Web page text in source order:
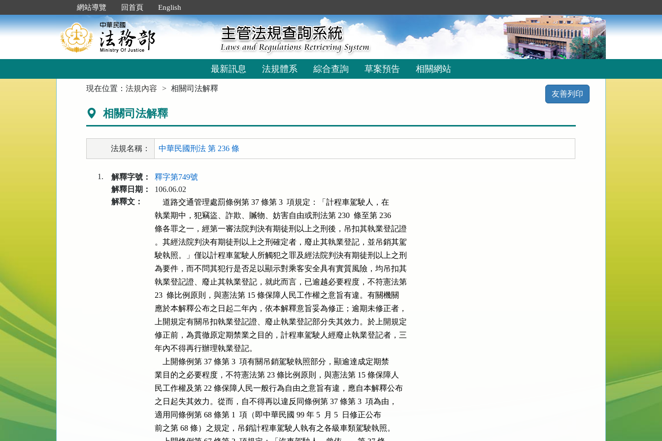
到
主
要
網站導覽 回首頁 English
最新訊息 法規體系 綜合查詢 草案預告 相關網站
現在位置：法規內容 相關司法解釋
友善列印
相關司法解釋
法規名稱： 中華民國刑法 第 236 條
1. 解釋字號：
釋字第749號
解釋日期：
106.06.02
解釋文：
    道路交通管理處罰條例第 37 條第 3  項規定：「計程車駕駛人，在
執業期中，犯竊盜、詐欺、贓物、妨害自由或刑法第 230  條至第 236
條各罪之一，經第一審法院判決有期徒刑以上之刑後，吊扣其執業登記證
。其經法院判決有期徒刑以上之刑確定者，廢止其執業登記，並吊銷其駕
駛執照。」僅以計程車駕駛人所觸犯之罪及經法院判決有期徒刑以上之刑
為要件，而不問其犯行是否足以顯示對乘客安全具有實質風險，均吊扣其
執業登記證、廢止其執業登記，就此而言，已逾越必要程度，不符憲法第
23  條比例原則，與憲法第 15 條保障人民工作權之意旨有違。有關機關
應於本解釋公布之日起二年內，依本解釋意旨妥為修正；逾期未修正者，
上開規定有關吊扣執業登記證、廢止執業登記部分失其效力。於上開規定
修正前，為貫徹原定期禁業之目的，計程車駕駛人經廢止執業登記者，三
年內不得再行辦理執業登記。
    上開條例第 37 條第 3  項有關吊銷駕駛執照部分，顯逾達成定期禁
業目的之必要程度，不符憲法第 23 條比例原則，與憲法第 15 條保障人
民工作權及第 22 條保障人民一般行為自由之意旨有違，應自本解釋公布
之日起失其效力。從而，自不得再以違反同條例第 37 條第 3  項為由，
適用同條例第 68 條第 1  項（即中華民國 99 年 5  月 5  日修正公布
前之第 68 條）之規定，吊銷計程車駕駛人執有之各級車類駕駛執照。